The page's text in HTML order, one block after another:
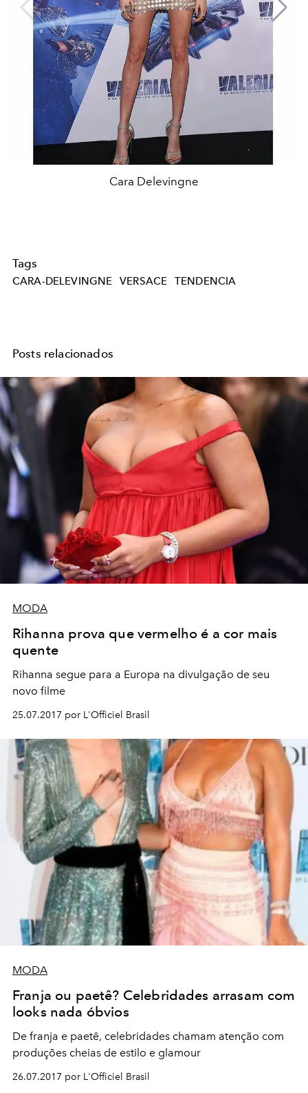
Cara Delevingne
Tags
CARA-DELEVINGNE VERSACE TENDENCIA
Posts relacionados
MODA
Rihanna prova que vermelho é a cor mais
quente
Rihanna segue para a Europa na divulgação de seu
novo filme
25.07.2017 por L'Officiel Brasil
MODA
Franja ou paetê? Celebridades arrasam com
looks nada óbvios
De franja e paetê, celebridades chamam atenção com
produções cheias de estilo e glamour
26.07.2017 por L'Officiel Brasil